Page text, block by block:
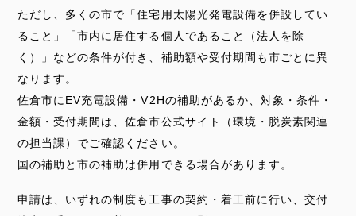
ただし、多くの市で「住宅用太陽光発電設備を併設してい
ること」「市内に居住する個人であること（法人を除
く）」などの条件が付き、補助額や受付期間も市ごとに異
なります。
佐倉市にEV充電設備・V2Hの補助があるか、対象・条件・
金額・受付期間は、佐倉市公式サイト（環境・脱炭素関連
の担当課）でご確認ください。
国の補助と市の補助は併用できる場合があります。
申請は、いずれの制度も工事の契約・着工前に行い、交付